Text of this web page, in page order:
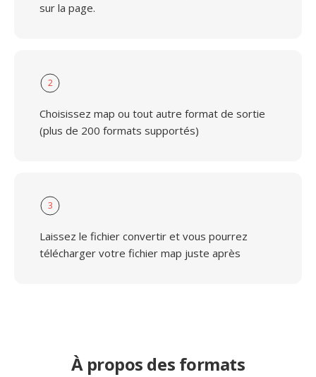
sur la page.
2
Choisissez map ou tout autre format de sortie
(plus de 200 formats supportés)
3
Laissez le fichier convertir et vous pourrez
télécharger votre fichier map juste après
À propos des formats